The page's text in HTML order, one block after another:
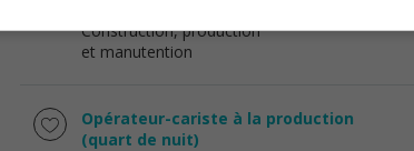
Construction, production
et manutention
Opérateur-cariste à la production
(quart de nuit)